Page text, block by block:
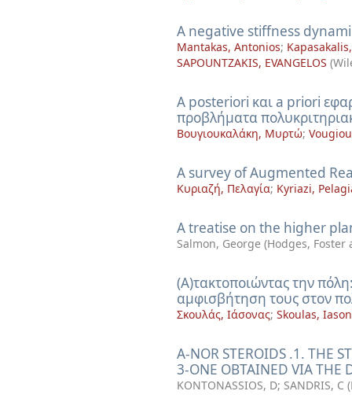
A negative stiffness
Mantakas, Antonios;
SAPOUNTZAKIS, EVANGELOS (
A posteriori και a priori
προβλήματα
Βουγιουκαλάκη, Μυρτώ;
A survey of Augmented
Κυριαζή, Πελαγία; Kyriazi,
A treatise on the higher
Salmon, George (Hodges, Foster
(A)τακτοποιώντας την
αμφισβήτηση τους στον
Σκουλάς, Ιάσονας; Skoulas,
A-NOR STEROIDS .1. THE
3-ONE OBTAINED VIA THE
KONTONASSIOS, D; SANDRIS, C (